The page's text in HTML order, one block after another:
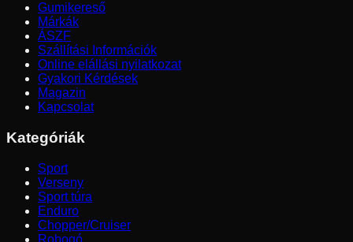
Gumikereső
Márkák
ÁSZF
Szállítási Információk
Online elállási nyilatkozat
Gyakori Kérdések
Magazin
Kapcsolat
Kategóriák
Sport
Verseny
Sport túra
Enduro
Chopper/Cruiser
Robogó